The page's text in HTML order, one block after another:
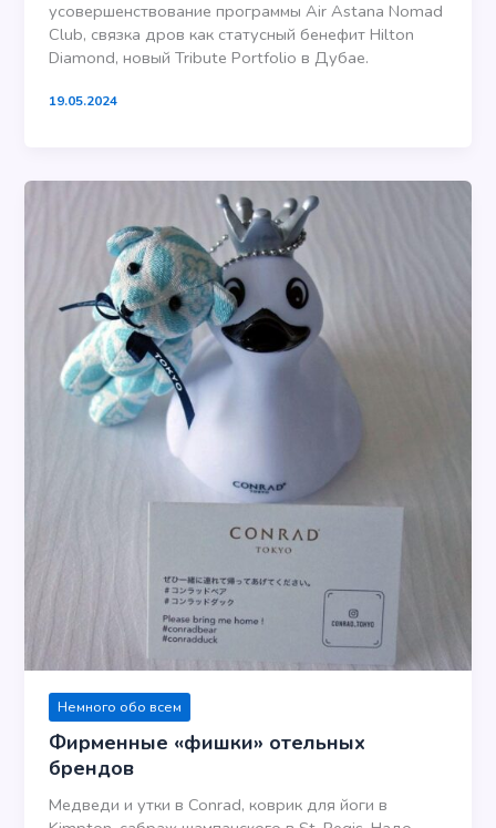
усовершенствование программы Air Astana Nomad
Club, связка дров как статусный бенефит Hilton
Diamond, новый Tribute Portfolio в Дубае.
19.05.2024
Немного обо всем
Фирменные «фишки» отельных
брендов
Медведи и утки в Conrad, коврик для йоги в